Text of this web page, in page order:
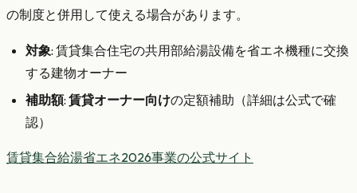
の制度と併用して使える場合があります。
対象: 賃貸集合住宅の共用部給湯設備を省エネ機種に交換
する建物オーナー
補助額: 賃貸オーナー向けの定額補助（詳細は公式で確
認）
賃貸集合給湯省エネ2026事業の公式サイト